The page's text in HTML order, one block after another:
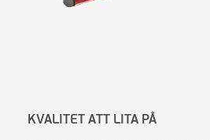
KVALITET ATT LITA PÅ